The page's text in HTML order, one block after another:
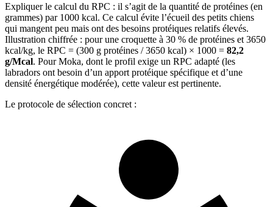
Expliquer le calcul du RPC : il s’agit de la quantité de protéines (en
grammes) par 1000 kcal. Ce calcul évite l’écueil des petits chiens
qui mangent peu mais ont des besoins protéiques relatifs élevés.
Illustration chiffrée : pour une croquette à 30 % de protéines et 3650
kcal/kg, le RPC = (300 g protéines / 3650 kcal) × 1000 = 82,2
g/Mcal. Pour Moka, dont le profil exige un RPC adapté (les
labradors ont besoin d’un apport protéique spécifique et d’une
densité énergétique modérée), cette valeur est pertinente.
Le protocole de sélection concret :